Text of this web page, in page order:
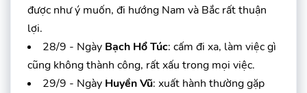
được như ý muốn, đi hướng Nam và Bắc rất thuận
lợi.
28/9 - Ngày Bạch Hổ Túc: cấm đi xa, làm việc gì
cũng không thành công, rất xấu trong mọi việc.
29/9 - Ngày Huyền Vũ: xuất hành thường gặp